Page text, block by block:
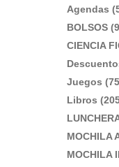
Agendas
BOLSOS
CIENCIA
Juegos
Libros
MOCHILA
MOCHILA